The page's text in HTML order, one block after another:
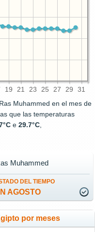
19 21 23 25 27 29 31
Muhammed en el mes de
que las temperaturas
e 29.7°C,
DEL TIEMPO
AGOSTO
Muhammed
por meses